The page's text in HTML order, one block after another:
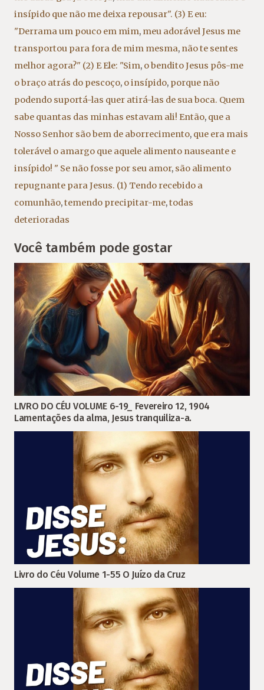
insípido que não me deixa repousar". (3) E eu:
"Derrama um pouco em mim, meu adorável Jesus me
transportou para fora de mim mesma, não te sentes
melhor agora?" (2) E Ele: "Sim, o bendito Jesus pôs-me
o braço atrás do pescoço, o insípido, porque não
podendo suportá-las quer atirá-las de sua boca. Quem
sabe quantas das minhas estavam ali! Então, que a
Nosso Senhor são bem de aborrecimento, que era mais
tolerável o amargo que aquele alimento nauseante e
insípido! " Se não fosse por seu amor, são alimento
repugnante para Jesus. (1) Tendo recebido a
comunhão,temendo precipitar-me,todas
deterioradas
Você também pode gostar
LIVRO DO CÉU VOLUME 6-19_ Fevereiro 12, 1904
Lamentações da alma, Jesus tranquiliza-a.
Livro do Céu Volume 1-55 O Juízo da Cruz